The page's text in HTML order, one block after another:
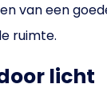
van een
ruimte.
licht